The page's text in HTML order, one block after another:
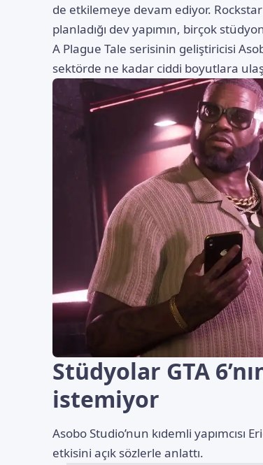
de etkilemeye devam ediyor.
planladığı dev yapımın, birçok
A Plague Tale serisinin geliştiricisi
sektörde ne kadar ciddi boyutlara
Stüdyolar GTA
istemiyor
Asobo Studio’nun kıdemli yapımcısı
etkisini açık sözlerle anlattı.